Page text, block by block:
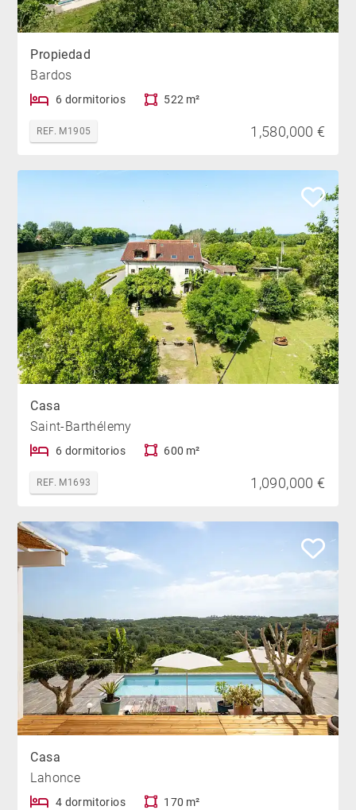
Propiedad
Bardos
6 dormitorios 522 m²
REF. M1905 1,580,000 €
Casa
Saint-Barthélemy
6 dormitorios 600 m²
REF. M1693 1,090,000 €
Casa
Lahonce
4 dormitorios 170 m²